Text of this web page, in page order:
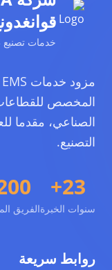
خدمات تصنيع EMS المهنية
المخصص
الصناعي، مقدما
التصنيع.
23+
سنوات الخبرةالفريق
روابط سريعة